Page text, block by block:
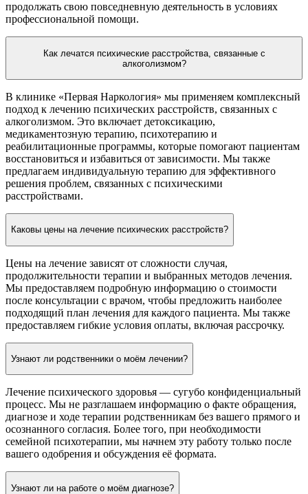
продолжать свою повседневную деятельность в условиях
профессиональной помощи.
Как лечатся психические расстройства, связанные с
алкоголизмом?
В клинике «Первая Наркология» мы применяем комплексный
подход к лечению психических расстройств, связанных с
алкоголизмом. Это включает детоксикацию,
медикаментозную терапию, психотерапию и
реабилитационные программы, которые помогают пациентам
восстановиться и избавиться от зависимости. Мы также
предлагаем индивидуальную терапию для эффективного
решения проблем, связанных с психическими
расстройствами.
Каковы цены на лечение психических расстройств?
Цены на лечение зависят от сложности случая,
продолжительности терапии и выбранных методов лечения.
Мы предоставляем подробную информацию о стоимости
после консультации с врачом, чтобы предложить наиболее
подходящий план лечения для каждого пациента. Мы также
предоставляем гибкие условия оплаты, включая рассрочку.
Узнают ли родственники о моём лечении?
Лечение психического здоровья — сугубо конфиденциальный
процесс. Мы не разглашаем информацию о факте обращения,
диагнозе и ходе терапии родственникам без вашего прямого и
осознанного согласия. Более того, при необходимости
семейной психотерапии, мы начнем эту работу только после
вашего одобрения и обсуждения её формата.
Узнают ли на работе о моём диагнозе?